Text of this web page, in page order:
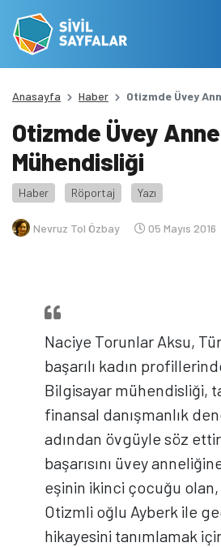
Anasayfa Haber Otizmde Üvey
Otizmde Üvey Anne
Mühendisliği
Haber Röportaj Yazı
Nevruz Tol Özbay 05 Mayıs 2016
Naciye Torunlar Aksu,
başarılı kadın
Bilgisayar mühendisliği,
finansal danışmanlık
adından övgüyle söz
başarısını üvey
eşinin ikinci çocuğu olan,
Otizmli oğlu Ayberk ile
hikayesini tanımlamak